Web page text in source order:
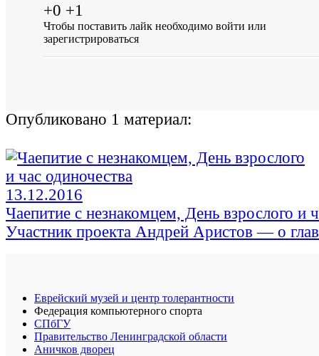
+0 +1
Чтобы поставить лайк необходимо войти или
зарегистрироваться
Опубликовано 1 материал:
13.12.2016
Чаепитие с незнакомцем, День взрослого и
Участник проекта Андрей Аристов — о
Еврейский музей и центр толерантности
Федерация компьютерного спорта
СПбГУ
Правительство Ленинградской области
Аничков дворец